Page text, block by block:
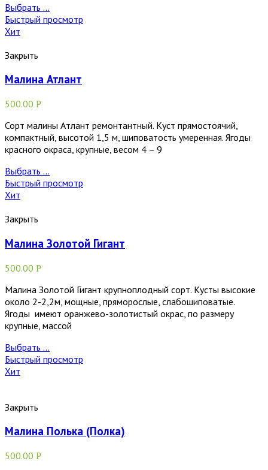
Выбрать ...
Быстрый просмотр
Хит
Закрыть
Малина Атлант
500.00 Р
Сорт малины Атлант ремонтантный. Куст прямостоячий,
компактный, высотой 1,5 м, шиповатость умеренная. Ягоды
красного окраса, крупные, весом 4 – 9
Выбрать ...
Быстрый просмотр
Хит
Закрыть
Малина Золотой Гигант
500.00 Р
Малина Золотой Гигант крупноплодный сорт. Кусты высокие
около 2-2,2м, мощные, пряморослые, слабошиповатые.
Ягоды имеют оранжево-золотистый окрас, по размеру
крупные, массой
Выбрать ...
Быстрый просмотр
Хит
Закрыть
Малина Полька (Полка)
500.00 Р